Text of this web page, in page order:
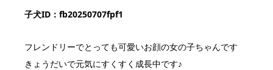
子犬ID：fb20250707fpf1
フレンドリーでとっても可愛いお顔の女の子ちゃんです
きょうだいで元気にすくすく成長中です♪